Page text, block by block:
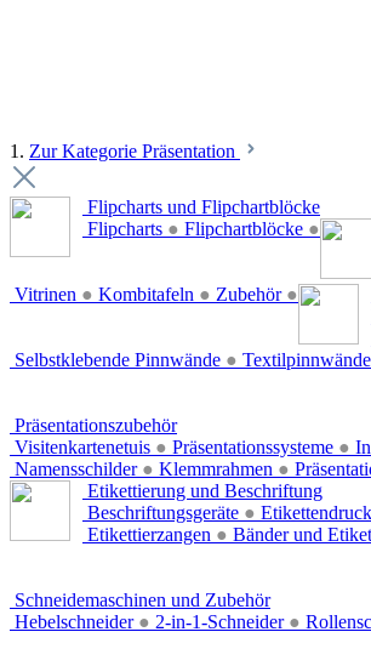
1. Zur Kategorie Präsentation
Flipcharts und Flipchartblöcke
Flipcharts ● Flipchartblöcke ●
Vitrinen ● Kombitafeln ● Zubehör ●
Selbstklebende Pinnwände ● Textilpinnwände
Präsentationszubehör
Visitenkartenetuis ● Präsentationssysteme ●
Namensschilder ● Klemmrahmen ●
Etikettierung und Beschriftung
Beschriftungsgeräte ●
Etikettierzangen ● Bänder und
Schneidemaschinen und Zubehör
Hebelschneider ● 2-in-1-Schneider ●